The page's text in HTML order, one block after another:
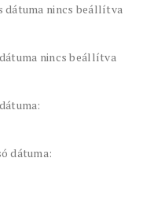
dátuma nincs beállítva
nincs beállítva
dátuma: